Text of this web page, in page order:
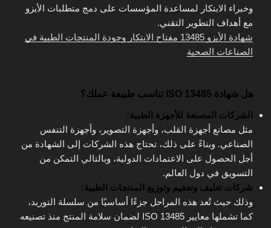
وخبراء الابتكار لمساعدة المؤسسات على دمج متطلبات الأيزو
مع أهداف التطوير التقني.
شهادة الأيزو 13485 مفتاح الابتكار وجودة المنتجات الطبية في
الصناعات الصحية
هل شهادة ISO 13485 تناسب طبيعة عملك؟
الشركات المصنعة للأجهزة الطبية:
مثل مصانع أجهزة القلب، وأجهزة التصوير، وأجهزة التنفس
الصناعي. وبناءً على ذلك، تحتاج هذه الشركات إلى الشهادة من
أجل الحصول على الاعتمادات الدولية، وبالتالي التمكن من
التسويق في دول العالم.
شركات تغليف وتعقيم وتوزيع المنتجات الطبية:
وذلك حيث تُعد هذه المراحل جزءًا أساسيًا من سلسلة التوريد،
كما تشملها معايير ISO 13485 لضمان سلامة المنتج منذ تصنيعه